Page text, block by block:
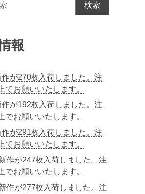
検索
報
が270枚入荷しました。注
でお願いいたします。
が192枚入荷しました。注
でお願いいたします。
が291枚入荷しました。注
でお願いいたします。
作が247枚入荷しました。注
でお願いいたします。
作が277枚入荷しました。注